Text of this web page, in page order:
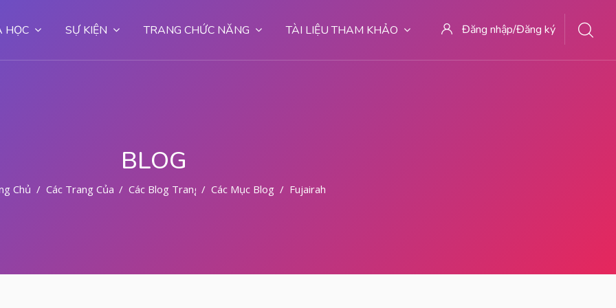
HỌC SỰ KIỆN TRANG CHỨC NĂNG TÀI LIỆU THAM KHẢO Đăng nhập/Đăng ký
BLOG
Chủ Các Trang Của Hệ ThốngCác Blog Trang Các Mục Blog Fujairah